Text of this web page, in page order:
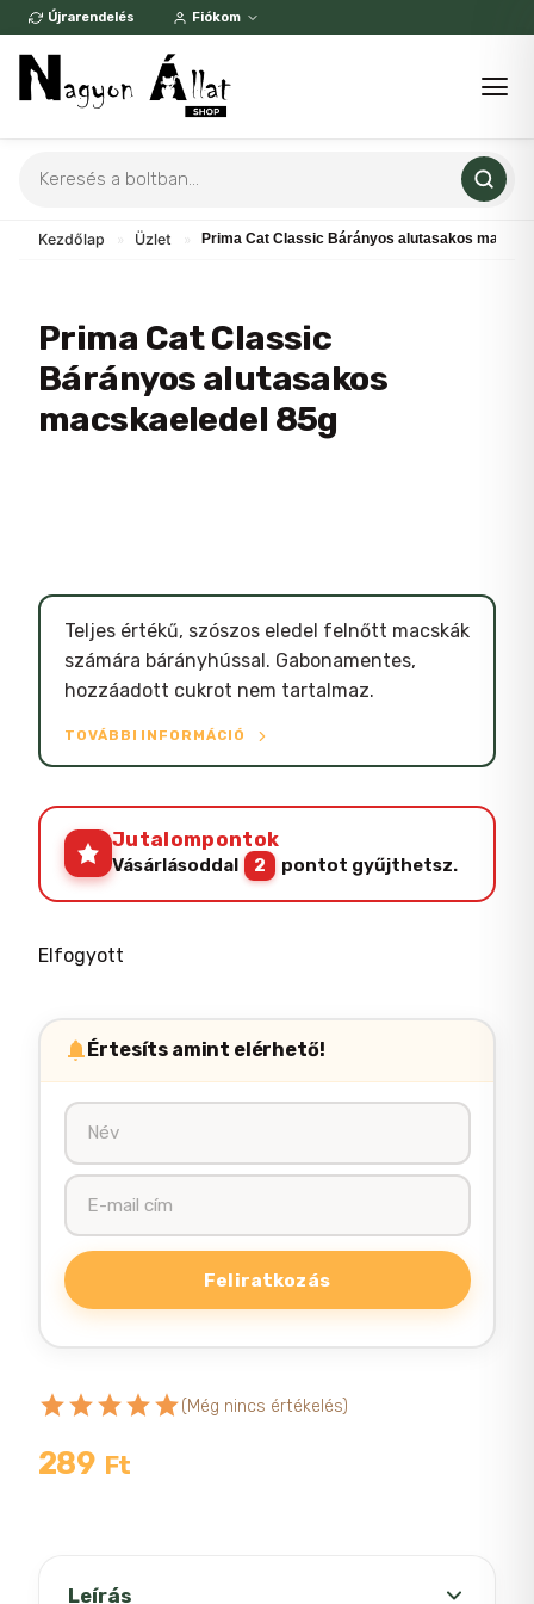
Skip
content
Újrarendelés Fiókom
search
Kezdőlap Üzlet Prima Cat Classic Bárányos alutasakos
Prima Cat Classic
Bárányos alutasakos
macskaeledel 85g
starstarstarstarstar(Még nincs értékelés)
289 Ft
Teljes értékű, szószos eledel felnőtt macskák
számára bárányhússal. Gabonamentes,
hozzáadott cukrot nem tartalmaz.
TOVÁBBI INFORMÁCIÓ
Jutalompontok
Vásárlásoddal 2 pontot gyűjthetsz.
Elfogyott
Értesíts amint elérhető!
Leírás